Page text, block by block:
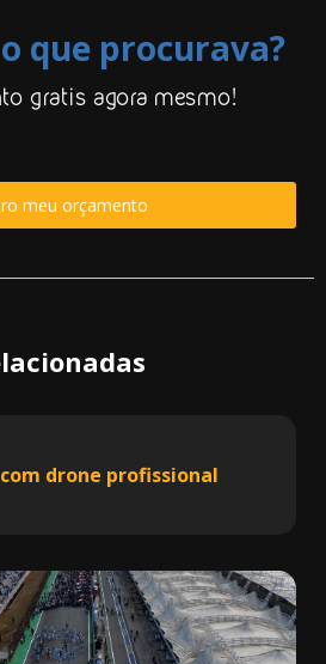
que procurava?
gratis agora mesmo!
meu orçamento
drone profissional